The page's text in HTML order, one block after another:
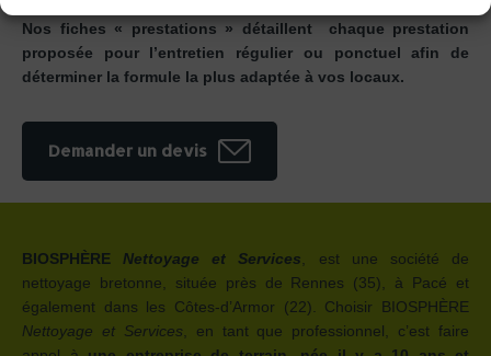
Nos fiches « prestations » détaillent chaque prestation
proposée pour l’entretien régulier ou ponctuel afin de
déterminer la formule la plus adaptée à vos locaux.
Demander un devis
BIOSPHÈRE Nettoyage et Services , est une société de
nettoyage bretonne, située près de Rennes (35), à Pacé et
également dans les Côtes-d’Armor (22). Choisir BIOSPHÈRE
Nettoyage et Services , en tant que professionnel, c’est faire